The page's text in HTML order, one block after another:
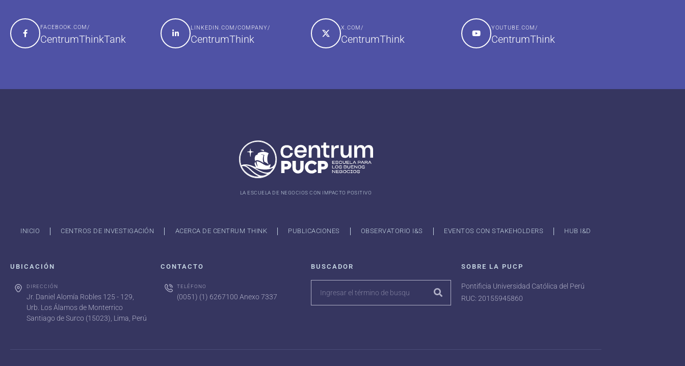
FACEBOOK.COM/
CentrumThinkTank
LINKEDIN.COM/COMPANY/
CentrumThink
X.COM/
CentrumThink
YOUTUBE.COM/
CentrumThink
LA ESCUELA DE NEGOCIOS CON IMPACTO POSITIVO
INICIO CENTROS DE INVESTIGACIÓN ACERCA DE CENTRUM THINK PUBLICACIONES OBSERVATORIO I&S EVENTOS CON STAKEHOLDERS HUB I&D
UBICACIÓN
DIRECCIÓN
Jr. Daniel Alomía Robles 125 - 129,
Urb. Los Álamos de Monterrico
Santiago de Surco (15023), Lima, Perú
CONTACTO
TELÉFONO
(0051) (1) 6267100 Anexo 7337
BUSCADOR SOBRE LA PUCP
Pontificia Universidad Católica del Perú
RUC: 20155945860